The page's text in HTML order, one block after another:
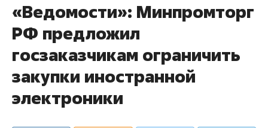
«Ведомости»: Минпромторг
РФ предложил
госзаказчикам ограничить
закупки иностранной
электроники